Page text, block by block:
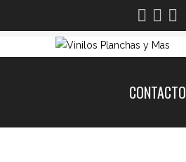
CONTACTO